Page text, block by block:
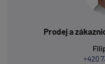
Prodej a
+420